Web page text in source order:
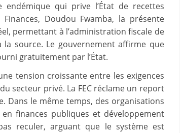
qui prive l’État de recettes
Doudou Fwamba, la présente
permettant à l’administration fiscale de
source. Le gouvernement affirme que
gratuitement par l’État.
tension croissante entre les exigences
secteur privé. La FEC réclame un report
Dans le même temps, des organisations
finances publiques et développement
reculer, arguant que le système est